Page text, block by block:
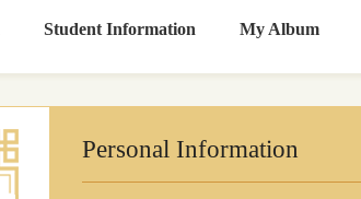
Student Information My Album
Personal Information